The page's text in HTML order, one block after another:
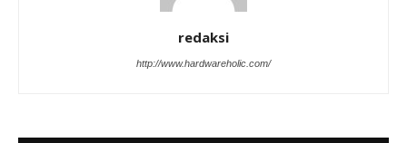
redaksi
http://www.hardwareholic.com/